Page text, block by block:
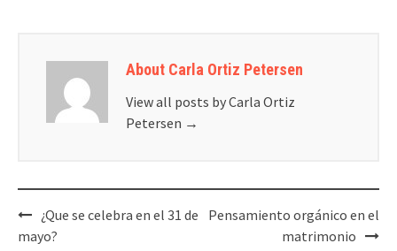
About Carla Ortiz Petersen
View all posts by Carla Ortiz
Petersen →
Post
navigation
¿Que se celebra en el 31 de
mayo?
Pensamiento orgánico en el
matrimonio